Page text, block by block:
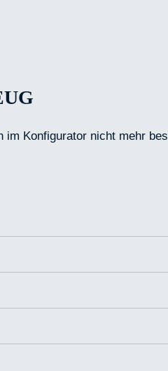
Konfigurator nicht mehr